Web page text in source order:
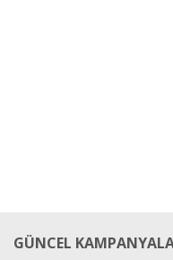
GÜNCEL